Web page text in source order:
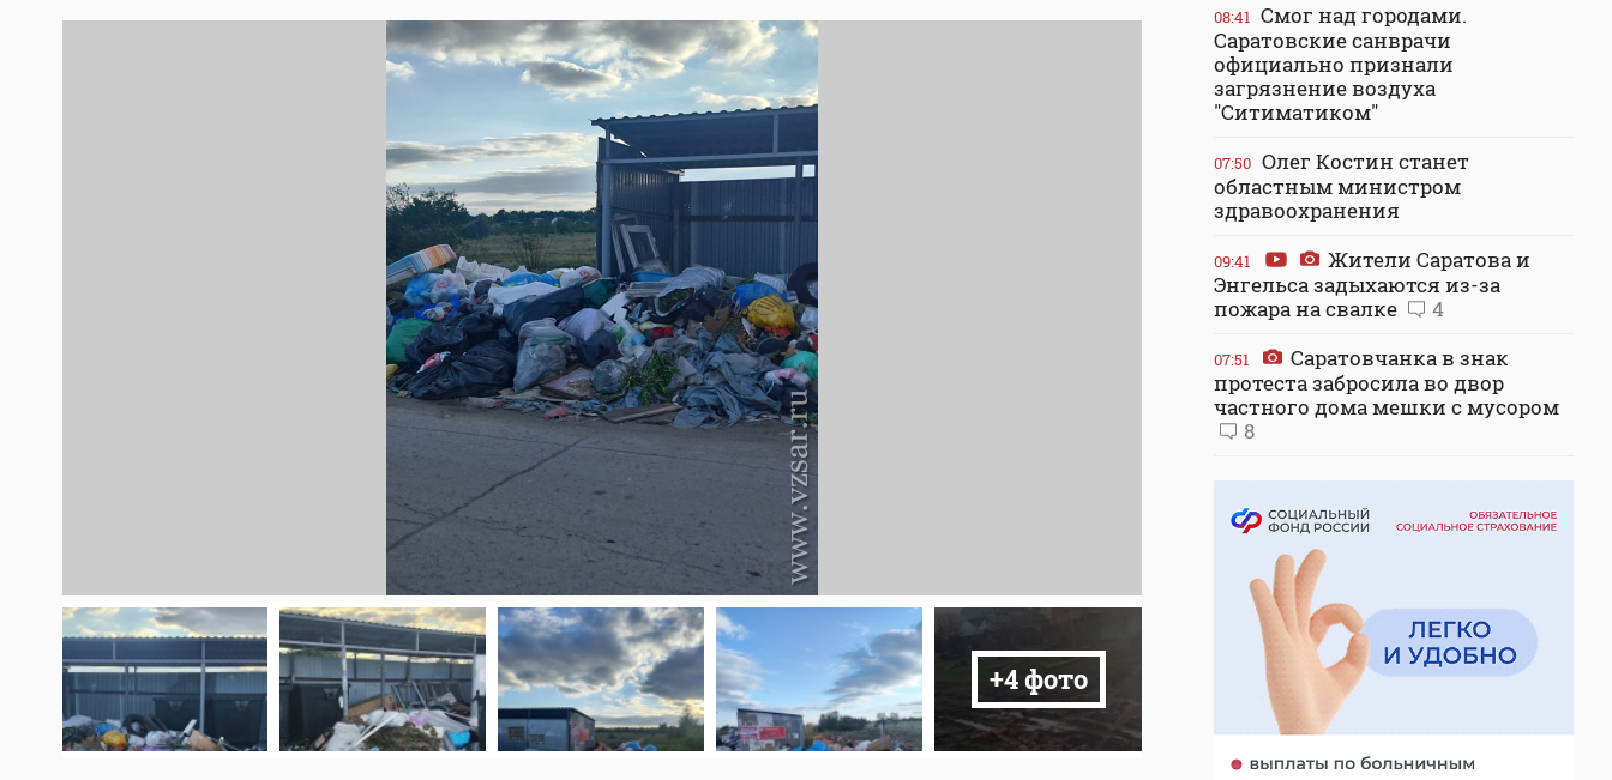
+4 фото
08:41 Смог над городами.
Саратовские санврачи
официально признали
загрязнение воздуха
"Ситиматиком"
07:50 Олег Костин станет
областным министром
здравоохранения
09:41
Жители Саратова и
Энгельса задыхаются из-за
пожара на свалке
4
07:51
Саратовчанка в знак
протеста забросила во двор
частного дома мешки с мусором
8